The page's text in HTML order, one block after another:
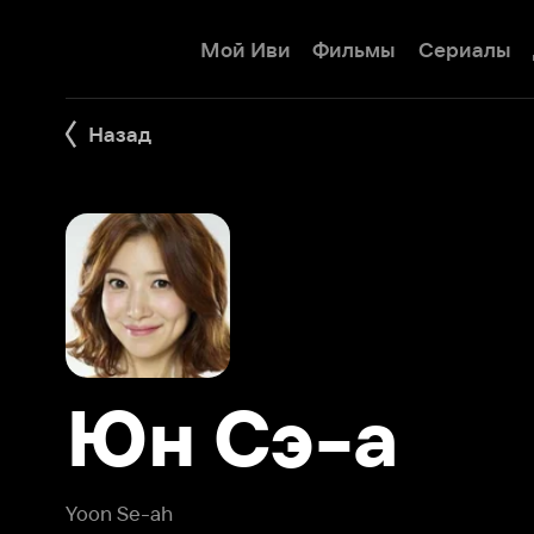
Мой Иви Фильмы Сериалы Детям
Yoon Se-ah
Юн Сэ-а